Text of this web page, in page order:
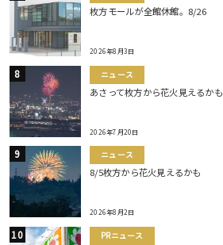
枚方モールが全館休館。8/26
2026年8月3日
ニュース
あさって枚方から花火見えるかも
2026年7月20日
ニュース
8/5枚方から花火見えるかも
2026年8月2日
PRニュース